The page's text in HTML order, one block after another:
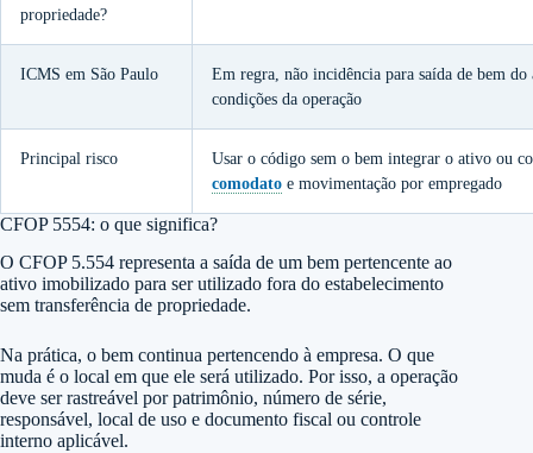
propriedade?
ICMS em São Paulo
Em regra, não incidência para saída de bem
condições da operação
Principal risco
Usar o código sem o bem integrar o ativo ou
comodato e movimentação por empregado
CFOP 5554: o que significa?
O CFOP 5.554 representa a saída de um bem pertencente ao
ativo imobilizado para ser utilizado fora do estabelecimento
sem transferência de propriedade.
Na prática, o bem continua pertencendo à empresa. O que
muda é o local em que ele será utilizado. Por isso, a operação
deve ser rastreável por patrimônio, número de série,
responsável, local de uso e documento fiscal ou controle
interno aplicável.